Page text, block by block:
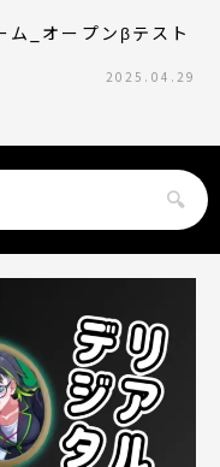
_オープンβテスト
2025.04.29